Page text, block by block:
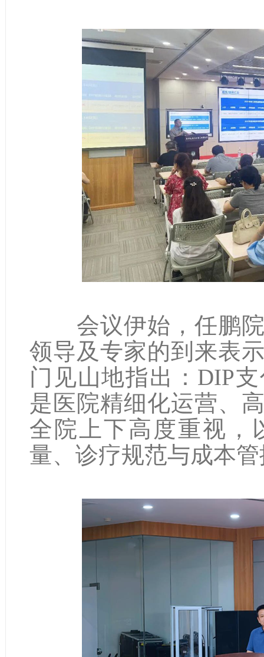
会议伊始，任鹏院
领导及专家的到来表
门见山地指出：DIP
是医院精细化运营、
全院上下高度重视，
量、诊疗规范与成本